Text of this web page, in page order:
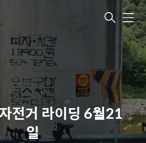
메
뉴
전거 라이딩 6월21
일